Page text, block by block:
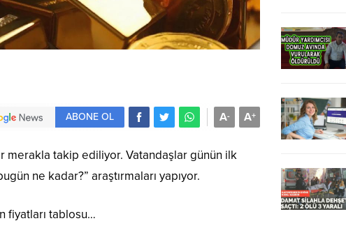
A+
A-
ABONE OL
merakla takip ediliyor. Vatandaşlar günün ilk
ne kadar?” araştırmaları yapıyor.
fiyatları tablosu…